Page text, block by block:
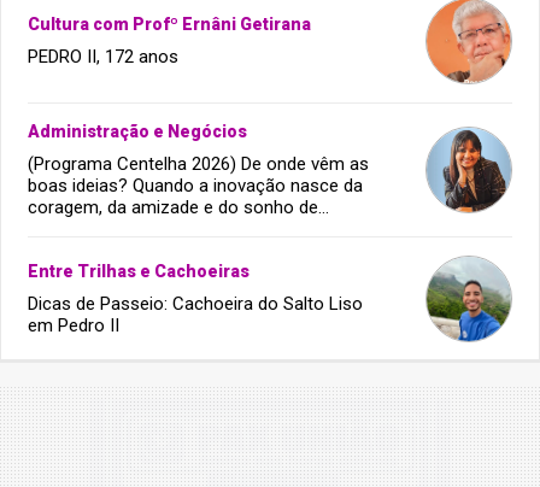
Cultura com Profº Ernâni Getirana
PEDRO II, 172 anos
Administração e Negócios
(Programa Centelha 2026) De onde vêm as
boas ideias? Quando a inovação nasce da
coragem, da amizade e do sonho de
Entre Trilhas e Cachoeiras
Dicas de Passeio: Cachoeira do Salto Liso
em Pedro II